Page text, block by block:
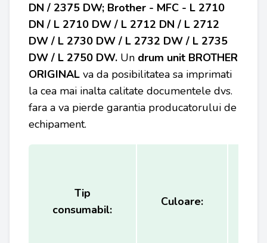
DN / 2375 DW; Brother - MFC - L 2710
DN / L 2710 DW / L 2712 DN / L 2712
DW / L 2730 DW / L 2732 DW / L 2735
DW / L 2750 DW. Un drum unit BROTHER
ORIGINAL va da posibilitatea sa imprimati
la cea mai inalta calitate documentele dvs.
fara a va pierde garantia producatorului de
echipament.
Tip
consumabil:
Culoare: